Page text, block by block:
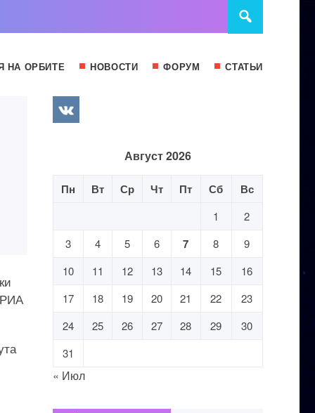
НА ОРБИТЕ НОВОСТИ ФОРУМ СТАТЬИ
РИА
Август 2026
Пн Вт Ср Чт Пт Сб Вс
1
2
3
4 5 6 7 8
9
10
11 12 13 14 15
16
17
18 19 20 21 22
23
24
25 26 27 28 29
30
31
« Июл